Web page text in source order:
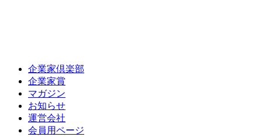
企業家倶楽部
企業家賞
マガジン
お知らせ
運営会社
会員用ページ